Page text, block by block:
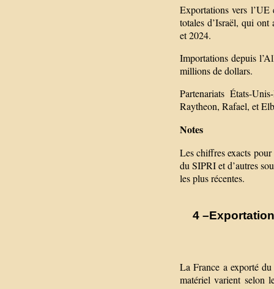
Exportations vers
totales d’Israël, qui
et 2024.
Importations depuis
millions de dollars.
Partenariats États-
Raytheon, Rafael, et
Notes
Les chiffres exacts
du SIPRI et d’autres
les plus récentes.
4
La France a exporté
matériel varient selon